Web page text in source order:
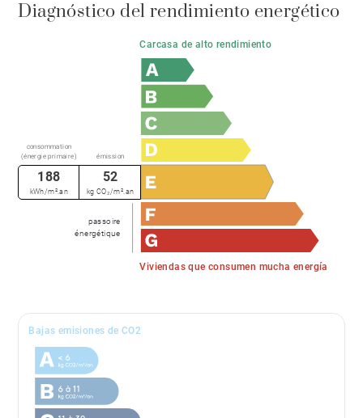
Diagnóstico del rendimiento energético
Carcasa de alto rendimiento
Viviendas que consumen mucha energía
passoire
énergétique
consommation
(énergie primaire)
émission
188
kWh/m².an
52
kg CO₂/m².an
Bajas emisiones de CO2